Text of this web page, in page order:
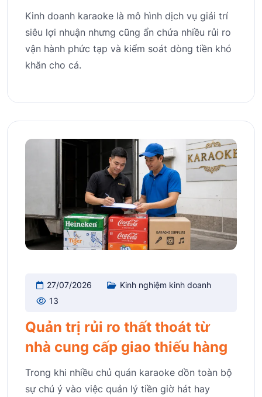
Kinh doanh karaoke là mô hình dịch vụ giải trí
siêu lợi nhuận nhưng cũng ẩn chứa nhiều rủi ro
vận hành phức tạp và kiểm soát dòng tiền khó
khăn cho cá.
27/07/2026
Kinh nghiệm kinh doanh
13
Quản trị rủi ro thất thoát từ
nhà cung cấp giao thiếu hàng
Trong khi nhiều chủ quán karaoke dồn toàn bộ
sự chú ý vào việc quản lý tiền giờ hát hay